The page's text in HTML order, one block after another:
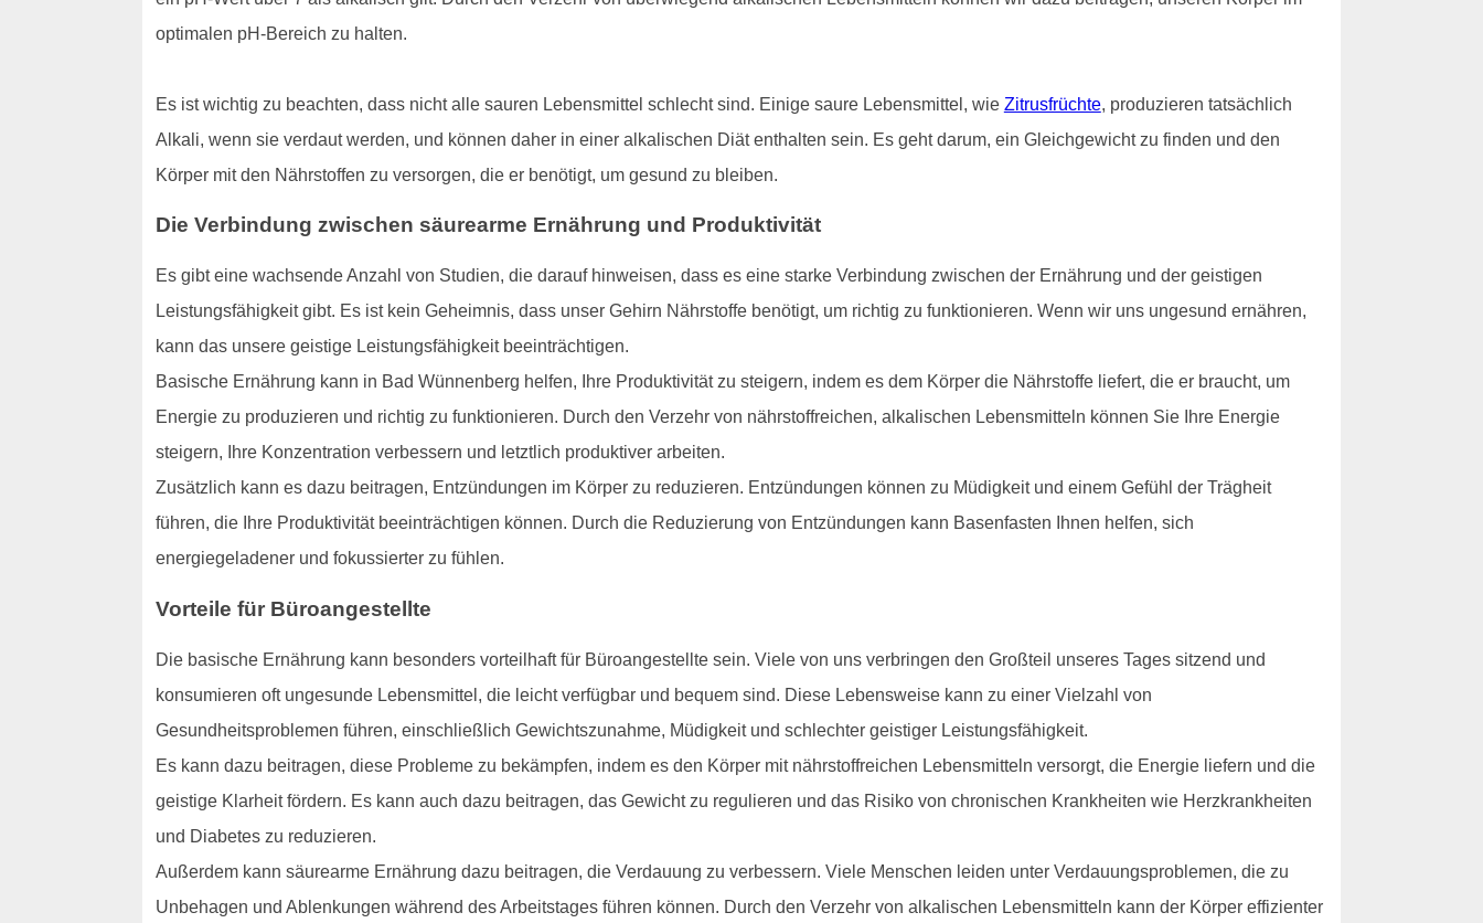
optimalen pH-Bereich zu halten.
Es ist wichtig zu beachten, dass nicht alle sauren Lebensmittel schlecht sind. Einige saure Lebensmittel, wie Zitrusfrüchte, produzieren tatsächlich
Alkali, wenn sie verdaut werden, und können daher in einer alkalischen Diät enthalten sein. Es geht darum, ein Gleichgewicht zu finden und den
Körper mit den Nährstoffen zu versorgen, die er benötigt, um gesund zu bleiben.
Die Verbindung zwischen säurearme Ernährung und Produktivität
Es gibt eine wachsende Anzahl von Studien, die darauf hinweisen, dass es eine starke Verbindung zwischen der Ernährung und der geistigen
Leistungsfähigkeit gibt. Es ist kein Geheimnis, dass unser Gehirn Nährstoffe benötigt, um richtig zu funktionieren. Wenn wir uns ungesund ernähren,
kann das unsere geistige Leistungsfähigkeit beeinträchtigen.
Basische Ernährung kann in Bad Wünnenberg helfen, Ihre Produktivität zu steigern, indem es dem Körper die Nährstoffe liefert, die er braucht, um
Energie zu produzieren und richtig zu funktionieren. Durch den Verzehr von nährstoffreichen, alkalischen Lebensmitteln können Sie Ihre Energie
steigern, Ihre Konzentration verbessern und letztlich produktiver arbeiten.
Zusätzlich kann es dazu beitragen, Entzündungen im Körper zu reduzieren. Entzündungen können zu Müdigkeit und einem Gefühl der Trägheit
führen, die Ihre Produktivität beeinträchtigen können. Durch die Reduzierung von Entzündungen kann Basenfasten Ihnen helfen, sich
energiegeladener und fokussierter zu fühlen.
Vorteile für Büroangestellte
Die basische Ernährung kann besonders vorteilhaft für Büroangestellte sein. Viele von uns verbringen den Großteil unseres Tages sitzend und
konsumieren oft ungesunde Lebensmittel, die leicht verfügbar und bequem sind. Diese Lebensweise kann zu einer Vielzahl von
Gesundheitsproblemen führen, einschließlich Gewichtszunahme, Müdigkeit und schlechter geistiger Leistungsfähigkeit.
Es kann dazu beitragen, diese Probleme zu bekämpfen, indem es den Körper mit nährstoffreichen Lebensmitteln versorgt, die Energie liefern und die
geistige Klarheit fördern. Es kann auch dazu beitragen, das Gewicht zu regulieren und das Risiko von chronischen Krankheiten wie Herzkrankheiten
und Diabetes zu reduzieren.
Außerdem kann säurearme Ernährung dazu beitragen, die Verdauung zu verbessern. Viele Menschen leiden unter Verdauungsproblemen, die zu
Unbehagen und Ablenkungen während des Arbeitstages führen können. Durch den Verzehr von alkalischen Lebensmitteln kann der Körper effizienter